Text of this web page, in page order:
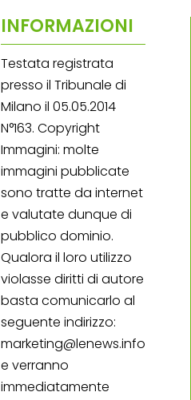
INFORMAZIONI
Testata registrata
presso il Tribunale di
Milano il 05.05.2014
N°163. Copyright
Immagini: molte
immagini pubblicate
sono tratte da internet
e valutate dunque di
pubblico dominio.
Qualora il loro utilizzo
violasse diritti di autore
basta comunicarlo al
seguente indirizzo:
marketing@lenews.info
e verranno
immediatamente